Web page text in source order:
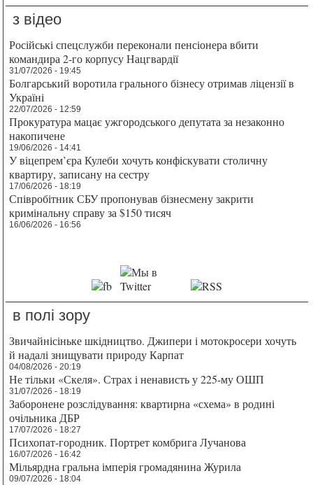
з відео
Російські спецслужби переконали пенсіонера вбити
командира 2-го корпусу Нацгвардії
31/07/2026 - 19:45
Болгарський воротила грального бізнесу отримав ліцензії в
Україні
22/07/2026 - 12:59
Прокуратура мацає ужгородського депутата за незаконно
накопичене
19/06/2026 - 14:41
У віцепрем’єра Кулеби хочуть конфіскувати столичну
квартиру, записану на сестру
17/06/2026 - 18:19
Співробітник СБУ пропонував бізнесмену закрити
кримінальну справу за $150 тисяч
16/06/2026 - 16:56
в полі зору
Звичайнісіньке шкідництво. Джипери і мотокросери хочуть
й надалі знищувати природу Карпат
04/08/2026 - 20:19
Не тільки «Скеля». Страх і ненависть у 225-му ОШП
31/07/2026 - 18:19
Заборонене розслідування: квартирна «схема» в родині
очільника ДБР
17/07/2026 - 18:27
Психопат-городник. Портрет комбрига Лучанова
16/07/2026 - 16:42
Мільярдна гральна імперія громадянина Журила
09/07/2026 - 18:04